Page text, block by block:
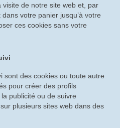
Ensemble
de la radiologie en 2012
de notre site web et, par
votre panier jusqu’à votre
ces cookies sans votre
sont des cookies ou toute autre
pour créer des profils
la publicité ou de suivre
plusieurs sites web dans des